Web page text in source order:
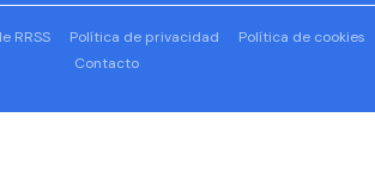
RRSS Política de privacidad
Política de cookies
Contacto